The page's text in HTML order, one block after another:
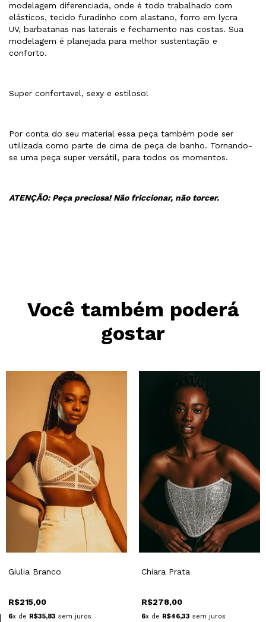
modelagem diferenciada, onde é todo trabalhado com
elásticos, tecido furadinho com elastano, forro em lycra
UV, barbatanas nas laterais e fechamento nas costas. Sua
modelagem é planejada para melhor sustentação e
conforto.
Super confortavel, sexy e estiloso!
Por conta do seu material essa peça também pode ser
utilizada como parte de cima de peça de banho. Tornando-
se uma peça super versátil, para todos os momentos. ​
ATENÇÃO: Peça preciosa! Não friccionar, não torcer.
Você também poderá
gostar
Giulia Branco
R$215,00
6x de R$35,83 sem juros
Chiara Prata
R$278,00
6x de R$46,33 sem juros